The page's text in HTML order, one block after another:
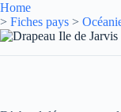
Home
> Fiches pays >